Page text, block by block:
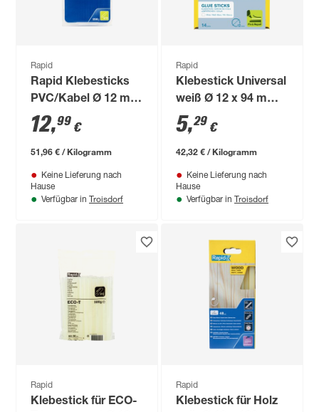
Rapid
Rapid Klebesticks
PVC/Kabel Ø 12 mm
250 g
12,99 €
51,96 € / Kilogramm
Keine Lieferung nach
Hause
Verfügbar in Troisdorf
Rapid
Klebestick Universal
weiß Ø 12 x 94 mm
14 Stück
5,29 €
42,32 € / Kilogramm
Keine Lieferung nach
Hause
Verfügbar in Troisdorf
Rapid
Klebestick für ECO-
Rapid
Klebestick für Holz